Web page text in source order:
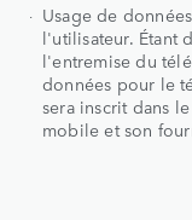
Usage de
l'utilisateur. Étant
l'entremise du
données pour le
sera inscrit dans
mobile et son